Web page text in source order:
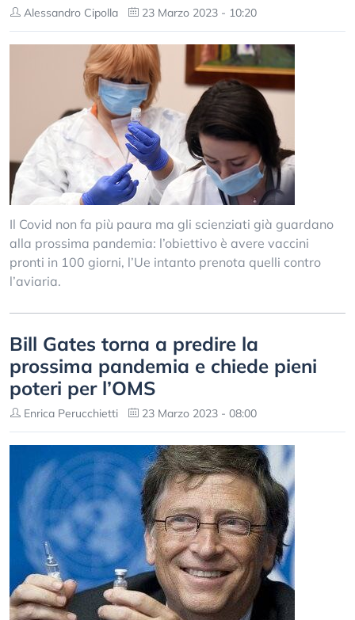
Alessandro Cipolla 23 Marzo 2023 - 10:20
Il Covid non fa più paura ma gli scienziati già guardano
alla prossima pandemia: l’obiettivo è avere vaccini
pronti in 100 giorni, l’Ue intanto prenota quelli contro
l’aviaria.
Bill Gates torna a predire la
prossima pandemia e chiede pieni
poteri per l’OMS
Enrica Perucchietti 23 Marzo 2023 - 08:00